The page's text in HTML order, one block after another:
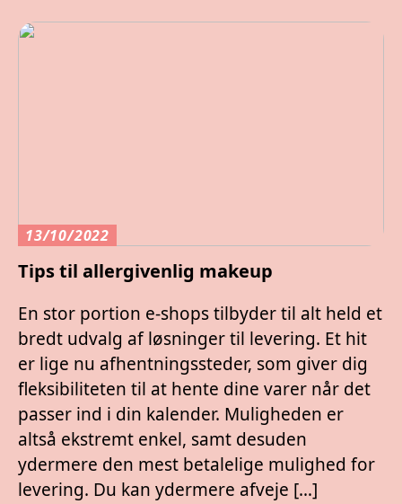
13/10/2022
Tips til allergivenlig makeup
En stor portion e-shops tilbyder til alt held et
bredt udvalg af løsninger til levering. Et hit
er lige nu afhentningssteder, som giver dig
fleksibiliteten til at hente dine varer når det
passer ind i din kalender. Muligheden er
altså ekstremt enkel, samt desuden
ydermere den mest betalelige mulighed for
levering. Du kan ydermere afveje […]